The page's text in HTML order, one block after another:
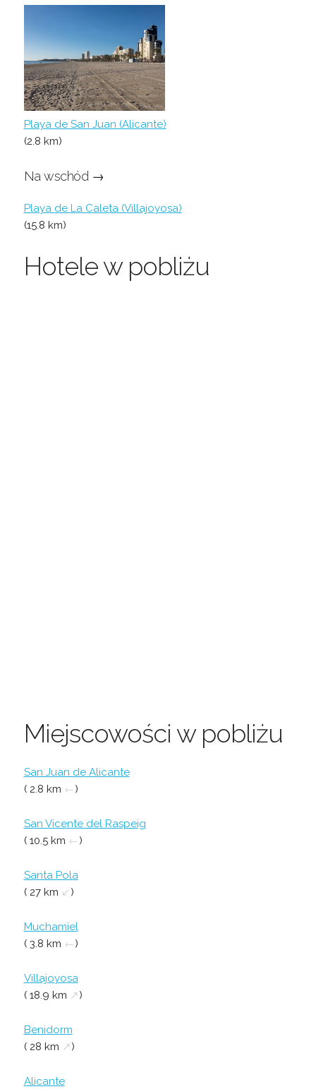
Playa de San Juan (Alicante)
(2.8 km)
Na wschód →
Playa de La Caleta (Villajoyosa)
(15.8 km)
Hotele w pobliżu
Miejscowości w pobliżu
San Juan de Alicante
( 2.8 km ←)
San Vicente del Raspeig
( 10.5 km ←)
Santa Pola
( 27 km ↙ )
Muchamiel
( 3.8 km ←)
Villajoyosa
( 18.9 km ↗)
Benidorm
( 28 km ↗)
Alicante